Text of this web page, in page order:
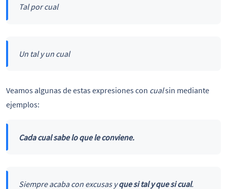
Tal por cual
Un tal y un cual
Veamos algunas de estas expresiones con cualsin mediante
ejemplos:
Cada cualsabe lo que le conviene.
Siempre acaba con excusas yque si tal y que si cual.